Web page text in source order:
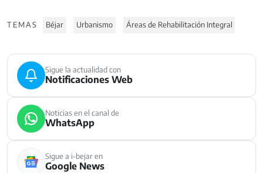
TEMAS Béjar Urbanismo Áreas de Rehabilitación Integral
Sigue la actualidad con
Notificaciones Web
Noticias en el canal de
WhatsApp
Sigue a i-bejar en
Google News